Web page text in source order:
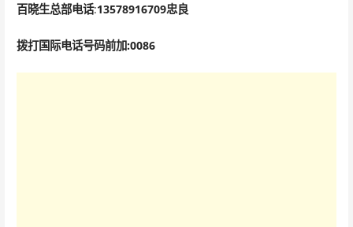
百晓生总部电话:13578916709忠良
拨打国际电话号码前加:0086